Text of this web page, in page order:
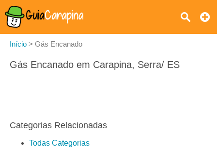
Início > Gás Encanado
Gás Encanado em Carapina, Serra/ ES
Categorias Relacionadas
Todas Categorias